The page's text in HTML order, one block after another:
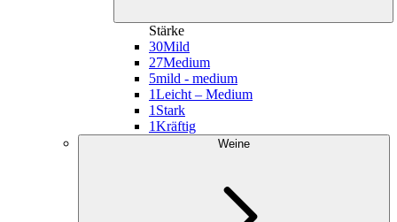
Stärke
30Mild
27Medium
5mild - medium
1Leicht – Medium
1 Stark
1Kräftig
Weine